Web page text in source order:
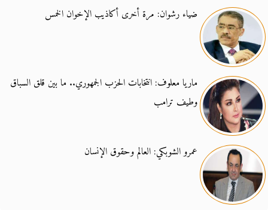
ضياء رشوان: مرة أخرى أكاذيب الإخوان الخمس
ماريا معلوف: انتخابات الحزب الجمهوري.. ما بين قلق السباق
وطيف ترامب
عمرو الشوبكي: العالم وحقوق الإنسان